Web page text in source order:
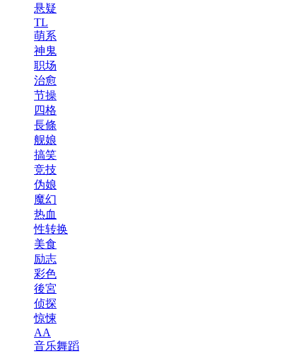
悬疑
TL
萌系
神鬼
职场
治愈
节操
四格
長條
舰娘
搞笑
竞技
伪娘
魔幻
热血
性转换
美食
励志
彩色
後宮
侦探
惊悚
AA
音乐舞蹈